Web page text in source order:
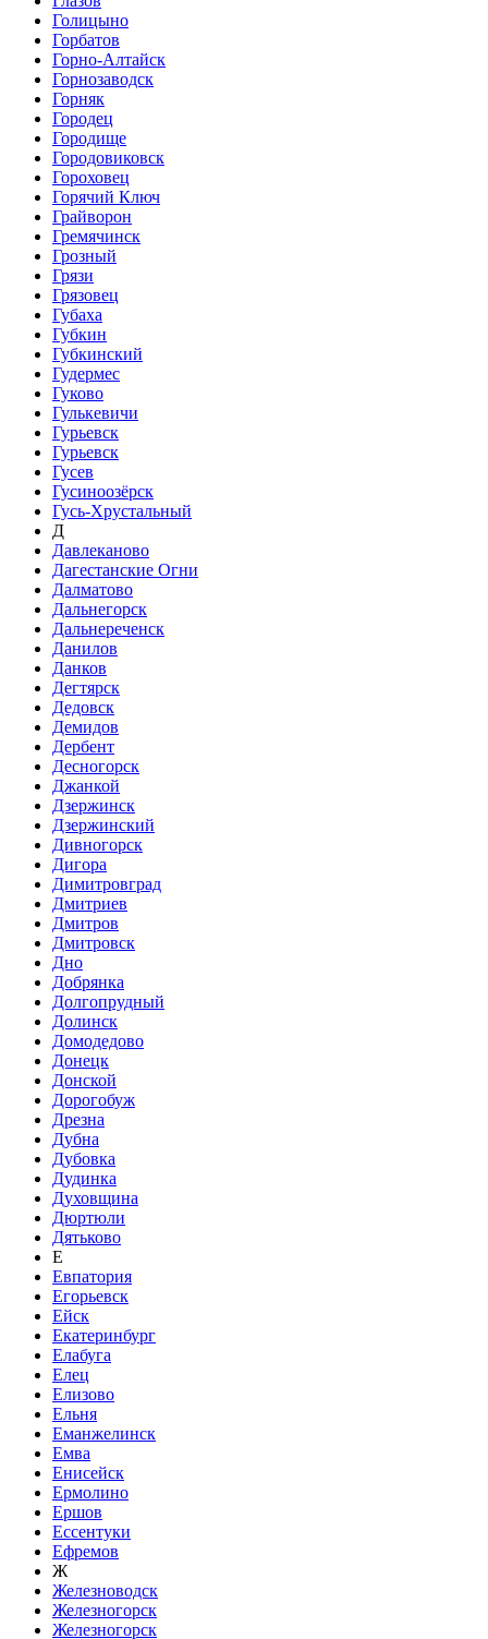
Голицыно
Горбатов
Горно-Алтайск
Горнозаводск
Горняк
Городец
Городище
Городовиковск
Гороховец
Горячий Ключ
Грайворон
Гремячинск
Грозный
Грязи
Грязовец
Губаха
Губкин
Губкинский
Гудермес
Гуково
Гулькевичи
Гурьевск
Гурьевск
Гусев
Гусиноозёрск
Гусь-Хрустальный
Д
Давлеканово
Дагестанские Огни
Далматово
Дальнегорск
Дальнереченск
Данилов
Данков
Дегтярск
Дедовск
Демидов
Дербент
Десногорск
Джанкой
Дзержинск
Дзержинский
Дивногорск
Дигора
Димитровград
Дмитриев
Дмитров
Дмитровск
Дно
Добрянка
Долгопрудный
Долинск
Домодедово
Донецк
Донской
Дорогобуж
Дрезна
Дубна
Дубовка
Дудинка
Духовщина
Дюртюли
Дятьково
Е
Евпатория
Егорьевск
Ейск
Екатеринбург
Елабуга
Елец
Елизово
Ельня
Еманжелинск
Емва
Енисейск
Ермолино
Ершов
Ессентуки
Ефремов
Ж
Железноводск
Железногорск
Железногорск